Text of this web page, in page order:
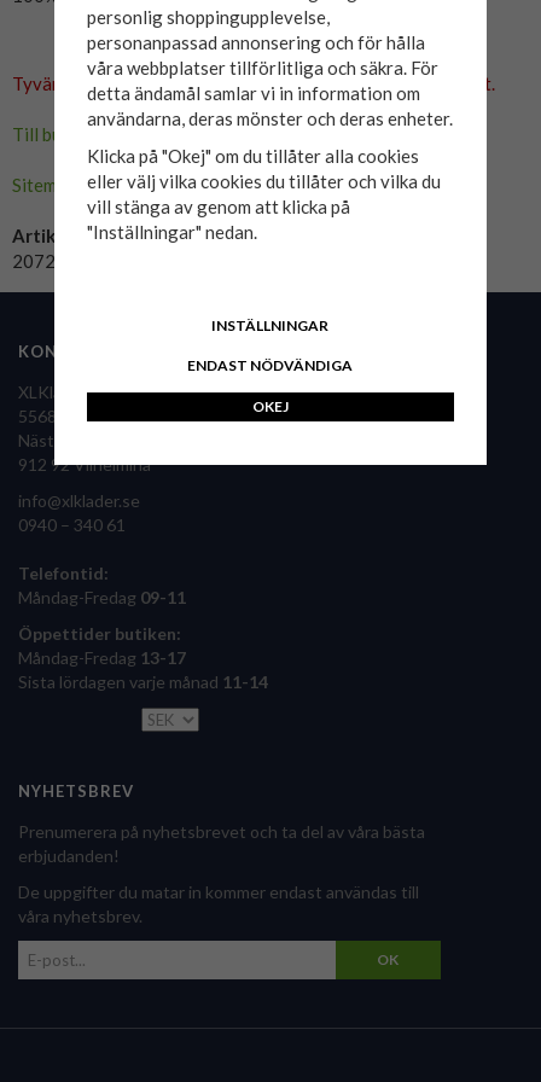
Tyvärr ingår inte denna produkt i vårt sortiment för tillfället.
Till butikens startsida »
Sitemap »
Artikelnummer:
20720542-4745
KONTAKTA OSS
XLKläder Sverige AB
556860-9126
Nästansjö 36
912 92 Vilhelmina
info@xlklader.se
0940 – 340 61
Telefontid:
Måndag-Fredag 09-11
Öppettider butiken:
Måndag-Fredag 13-17
Sista lördagen varje månad 11-14
NYHETSBREV
Prenumerera på nyhetsbrevet och ta del av våra bästa
erbjudanden!
De uppgifter du matar in kommer endast användas till
våra nyhetsbrev.
OK
personlig shoppingupplevelse,
personanpassad annonsering och för hålla
våra webbplatser tillförlitliga och säkra. För
detta ändamål samlar vi in information om
användarna, deras mönster och deras enheter.
Klicka på "Okej" om du tillåter alla cookies
eller välj vilka cookies du tillåter och vilka du
vill stänga av genom att klicka på
"Inställningar" nedan.
INSTÄLLNINGAR
ENDAST NÖDVÄNDIGA
OKEJ